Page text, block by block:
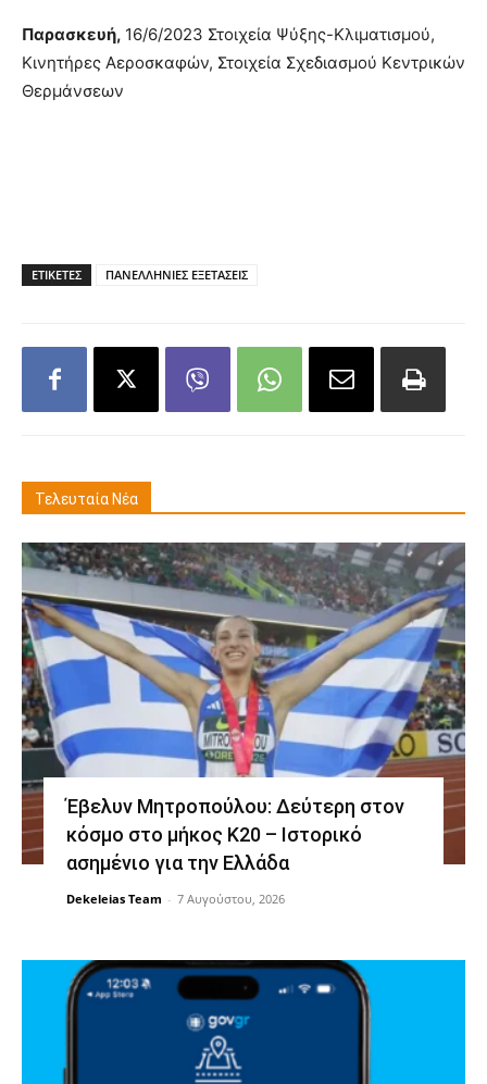
Παρασκευή, 16/6/2023 Στοιχεία Ψύξης-Κλιματισμού,
Κινητήρες Αεροσκαφών, Στοιχεία Σχεδιασμού Κεντρικών
Θερμάνσεων
ΕΤΙΚΕΤΕΣ ΠΑΝΕΛΛΗΝΙΕΣ ΕΞΕΤΑΣΕΙΣ
Τελευταία Νέα
Έβελυν Μητροπούλου: Δεύτερη στον
κόσμο στο μήκος Κ20 – Ιστορικό
ασημένιο για την Ελλάδα
Dekeleias Team - 7 Αυγούστου, 2026